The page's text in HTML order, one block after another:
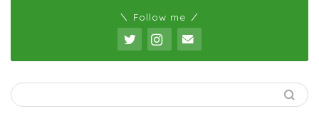
＼ Follow me ／